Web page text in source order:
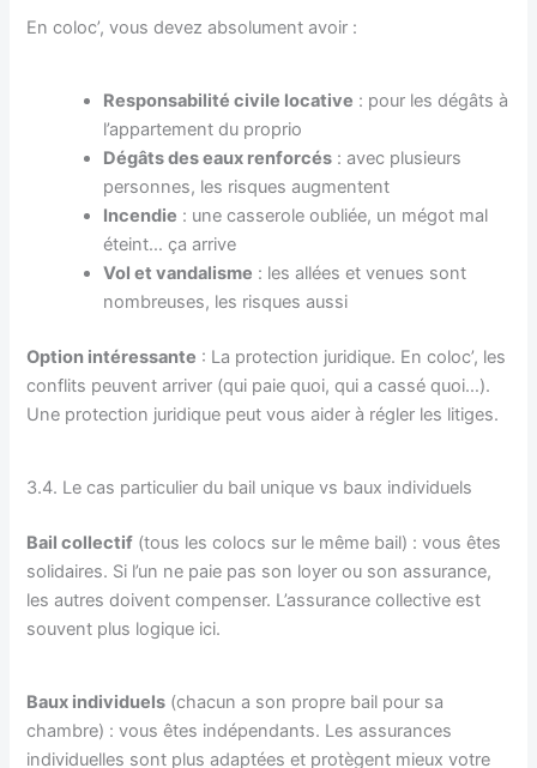
En coloc’, vous devez absolument avoir :
Responsabilité civile locative : pour les dégâts à
l’appartement du proprio
Dégâts des eaux renforcés : avec plusieurs
personnes, les risques augmentent
Incendie : une casserole oubliée, un mégot mal
éteint… ça arrive
Vol et vandalisme : les allées et venues sont
nombreuses, les risques aussi
Option intéressante : La protection juridique. En coloc’, les
conflits peuvent arriver (qui paie quoi, qui a cassé quoi…).
Une protection juridique peut vous aider à régler les litiges.
3.4. Le cas particulier du bail unique vs baux individuels
Bail collectif (tous les colocs sur le même bail) : vous êtes
solidaires. Si l’un ne paie pas son loyer ou son assurance,
les autres doivent compenser. L’assurance collective est
souvent plus logique ici.
Baux individuels (chacun a son propre bail pour sa
chambre) : vous êtes indépendants. Les assurances
individuelles sont plus adaptées et protègent mieux votre